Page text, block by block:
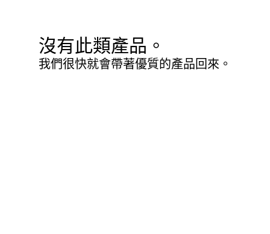
沒有此類產品。
我們很快就會帶著優質的產品回來。